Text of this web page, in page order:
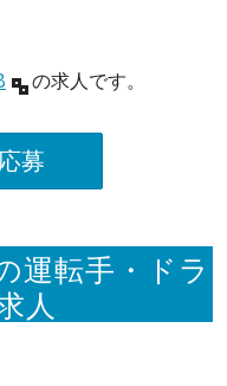
の求人です。
募
運転手・ドラ
人